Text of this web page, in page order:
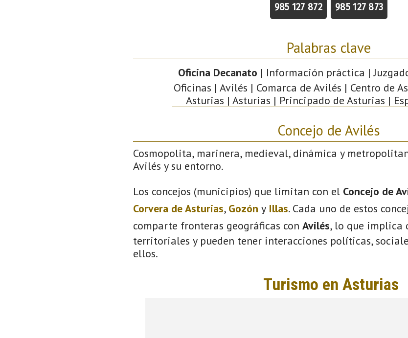
985 127 872 985 127 873
Palabras clave
Oficina Decanato | Información práctica |
Oficinas | Avilés | Comarca de Avilés | Centro de
Asturias | Asturias | Principado de Asturias |
Concejo de Avilés
Cosmopolita, marinera, medieval, dinámica y
Avilés y su entorno.
Los concejos (municipios) que limitan con el Concejo de
Corvera de Asturias, Gozón y Illas. Cada uno de estos
comparte fronteras geográficas con Avilés, lo que implica
territoriales y pueden tener interacciones políticas,
ellos.